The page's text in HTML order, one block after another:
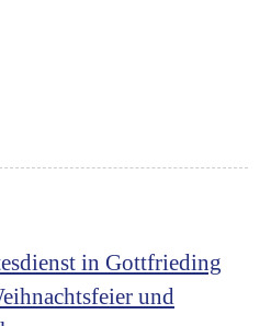
in Gottfrieding
und